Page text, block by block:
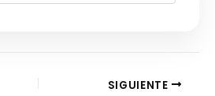
SIGUIENTE